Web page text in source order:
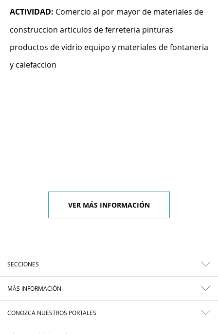
ACTIVIDAD: Comercio al por mayor de materiales de
construccion articulos de ferreteria pinturas
productos de vidrio equipo y materiales de fontaneria
y calefaccion
VER MÁS INFORMACIÓN
SECCIONES
MÁS INFORMACIÓN
CONOZCA NUESTROS PORTALES